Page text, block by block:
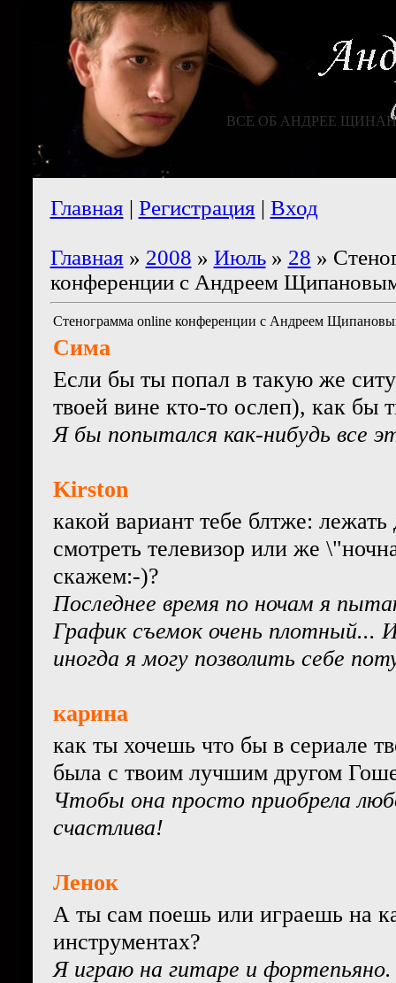
ВСЕ ОБ АНДРЕЕ
Главная | Регистрация | Вход
Главная » 2008 » Июль » 28 »
конференции с Андреем
Стенограмма online конференции с Андреем
Сима
Если бы ты попал в такую же
твоей вине кто-то ослеп), как бы
Я бы попытался как-нибудь все
Kirston
какой вариант тебе блтже:
смотреть телевизор или же
скажем:-)?
Последнее время по ночам я
График съемок очень плотный...
иногда я могу позволить себе
карина
как ты хочешь что бы в сериале
была с твоим лучшим другом
Чтобы она просто приобрела
счастлива!
Ленок
А ты сам поешь или играешь на
инструментах?
Я играю на гитаре и фортепьяно.